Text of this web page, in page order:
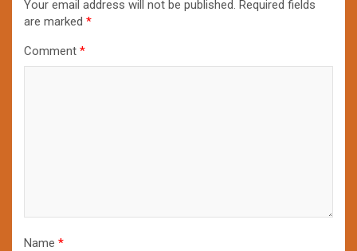
Your email address will not be published. Required fields
are marked *
Comment *
Name *